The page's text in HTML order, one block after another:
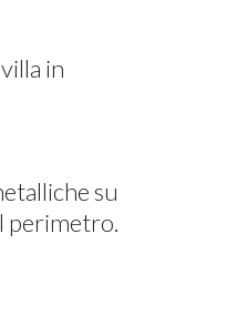
in
su
perimetro.